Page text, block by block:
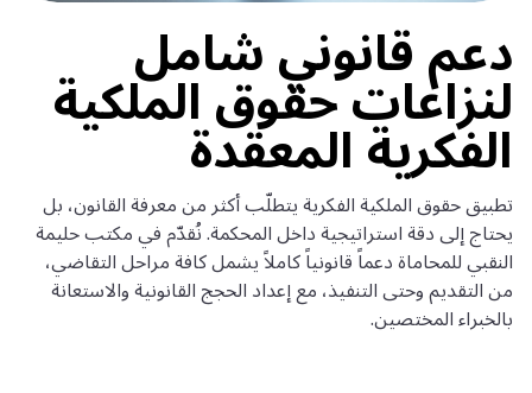
دعم قانوني شامل
لنزاعات حقوق الملكية
الفكرية المعقدة
تطبيق حقوق الملكية الفكرية يتطلّب أكثر من معرفة القانون، بل
يحتاج إلى دقة استراتيجية داخل المحكمة. نُقدّم في مكتب حليمة
النقبي للمحاماة دعماً قانونياً كاملاً يشمل كافة مراحل التقاضي،
من التقديم وحتى التنفيذ، مع إعداد الحجج القانونية والاستعانة
بالخبراء المختصين.